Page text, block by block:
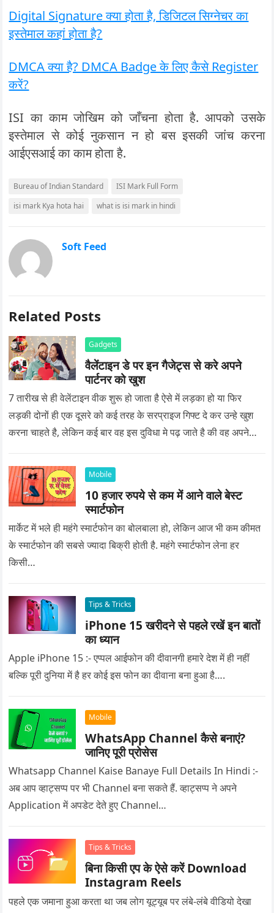
Digital Signature क्या होता है, डिजिटल सिग्नेचर का
इस्तेमाल कहां होता है?
DMCA क्या है? DMCA Badge के लिए कैसे Register
करें?
ISI का काम जोखिम को जाँचना होता है. आपको उसके
इस्तेमाल से कोई नुकसान न हो बस इसकी जांच करना
आईएसआई का काम होता है.
Bureau of Indian Standard
ISI Mark Full Form
isi mark Kya hota hai
what is isi mark in hindi
Soft Feed
Related Posts
Gadgets
वैलेंटाइन डे पर इन गैजेट्स से करे अपने
पार्टनर को खुश
7 तारीख से ही वेलेंटाइन वीक शुरू हो जाता है ऐसे में लड़का हो या फिर
लड़की दोनों ही एक दूसरे को कई तरह के सरप्राइज गिफ्ट दे कर उन्हे खुश
करना चाहते है, लेकिन कई बार वह इस दुविधा मे पढ़ जाते है की वह अपने
Mobile
10 हजार रुपये से कम में आने वाले बेस्ट
स्मार्टफोन
मार्केट में भले ही महंगे स्मार्टफोन का बोलबाला हो, लेकिन आज भी कम कीमत
के स्मार्टफोन की सबसे ज्यादा बिक्री होती है. महंगे स्मार्टफोन लेना हर
किसी…
Tips & Tricks
iPhone 15 खरीदने से पहले रखें इन बातों
का ध्यान
Apple iPhone 15 :- एप्पल आईफोन की दीवानगी हमारे देश में ही नहीं
बल्कि पूरी दुनिया में है हर कोई इस फोन का दीवाना बना हुआ है….
Mobile
WhatsApp Channel कैसे बनाएं?
जानिए पूरी प्रोसेस
Whatsapp Channel Kaise Banaye Full Details In Hindi :-
अब आप व्हाट्सप्प पर भी Channel बना सकते हैं. व्हाट्सप्प ने अपने
Application में अपडेट देते हुए Channel…
Tips & Tricks
बिना किसी एप के ऐसे करें Download
Instagram Reels
पहले एक जमाना हुआ करता था जब लोग यूट्यूब पर लंबे-लंबे वीडियो देखा